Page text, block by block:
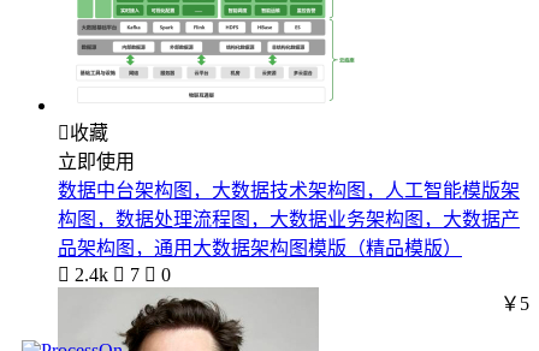
收藏
立即使用
数据中台架构图，大数据技术架构图，人工智能模版架
构图，数据处理流程图，大数据业务架构图，大数据产
品架构图，通用大数据架构图模版（精品模版）
 2.4k  7  0
￥5